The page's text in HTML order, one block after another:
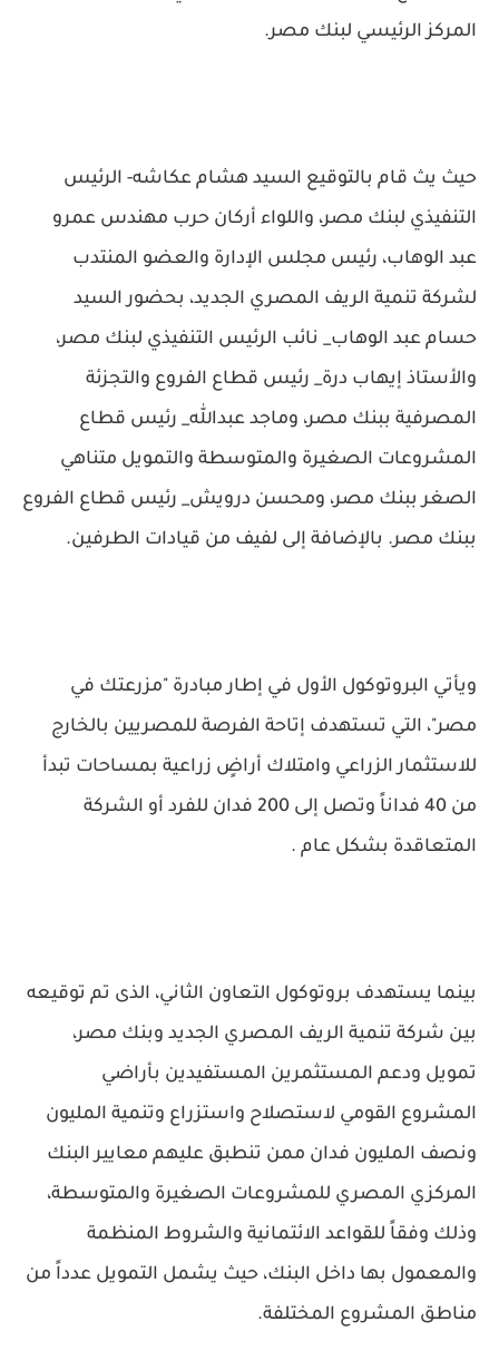
المركز الرئيسي لبنك مصر.
حيث يث قام بالتوقيع السيد هشام عكاشه- الرئيس
التنفيذي لبنك مصر، واللواء أركان حرب مهندس عمرو
عبد الوهاب، رئيس مجلس الإدارة والعضو المنتدب
لشركة تنمية الريف المصري الجديد، بحضور السيد
حسام عبد الوهاب_ نائب الرئيس التنفيذي لبنك مصر،
والأستاذ إيهاب درة_ رئيس قطاع الفروع والتجزئة
المصرفية ببنك مصر، وماجد عبدالله_ رئيس قطاع
المشروعات الصغيرة والمتوسطة والتمويل متناهي
الصغر ببنك مصر، ومحسن درويش_ رئيس قطاع الفروع
ببنك مصر. بالإضافة إلى لفيف من قيادات الطرفين.
ويأتي البروتوكول الأول في إطار مبادرة "مزرعتك في
مصر"، التي تستهدف إتاحة الفرصة للمصريين بالخارج
للاستثمار الزراعي وامتلاك أراضٍ زراعية بمساحات تبدأ
من 40 فداناً وتصل إلى 200 فدان للفرد أو الشركة
المتعاقدة بشكل عام .
بينما يستهدف بروتوكول التعاون الثاني، الذى تم توقيعه
بين شركة تنمية الريف المصري الجديد وبنك مصر،
تمويل ودعم المستثمرين المستفيدين بأراضي
المشروع القومي لاستصلاح واستزراع وتنمية المليون
ونصف المليون فدان ممن تنطبق عليهم معايير البنك
المركزي المصري للمشروعات الصغيرة والمتوسطة،
وذلك وفقاً للقواعد الائتمانية والشروط المنظمة
والمعمول بها داخل البنك، حيث يشمل التمويل عدداً من
مناطق المشروع المختلفة.